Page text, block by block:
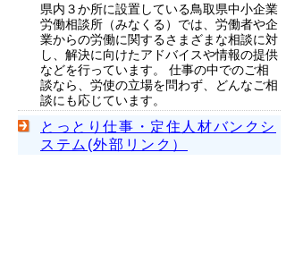
県内３か所に設置している鳥取県中小企業
労働相談所（みなくる）では、労働者や企
業からの労働に関するさまざまな相談に対
し、解決に向けたアドバイスや情報の提供
などを行っています。 仕事の中でのご相
談なら、労使の立場を問わず、どんなご相
談にも応じています。
とっとり仕事・定住人材バンクシ
ステム(外部リンク）